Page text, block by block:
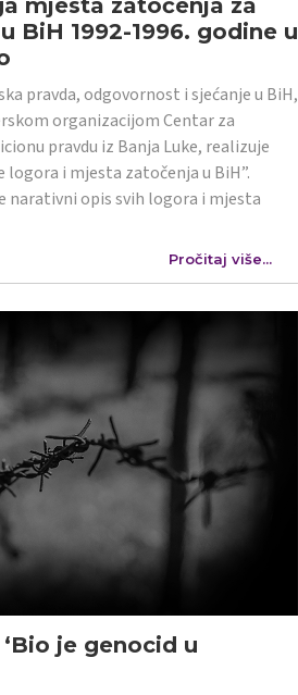
BiH 1992-1996. godine u
pravda, odgovornost i sjećanje u BiH,
organizacijom Centar za
pravdu iz Banja Luke, realizuje
i mjesta zatočenja u BiH”.
narativni opis svih logora i mjesta
Pročitaj više...
je genocid u